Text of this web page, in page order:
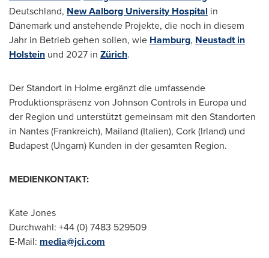
Deutschland, New Aalborg University Hospital in
Dänemark und anstehende Projekte, die noch in diesem
Jahr in Betrieb gehen sollen, wie Hamburg, Neustadt in
Holstein und 2027 in Zürich.
Der Standort in Holme ergänzt die umfassende
Produktionspräsenz von Johnson Controls in Europa und
der Region und unterstützt gemeinsam mit den Standorten
in Nantes (Frankreich), Mailand (Italien), Cork (Irland) und
Budapest (Ungarn) Kunden in der gesamten Region.
MEDIENKONTAKT:
Kate Jones
Durchwahl: +44 (0) 7483 529509
E-Mail: media@jci.com